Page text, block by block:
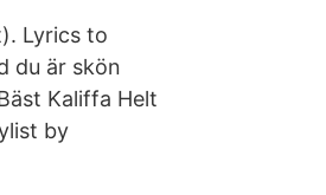
Lyrics to
du är skön
Kaliffa Helt
by